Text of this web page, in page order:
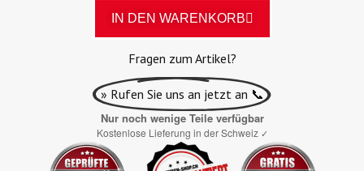
IN DEN WARENKORB
Fragen zum Artikel?
» Rufen Sie uns an jetzt an 📞
Nur noch wenige Teile verfügbar
Kostenlose Lieferung in der Schweiz ✓